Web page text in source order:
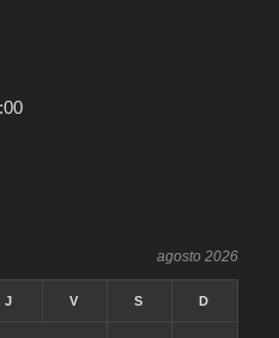
agosto 2026
J V S D